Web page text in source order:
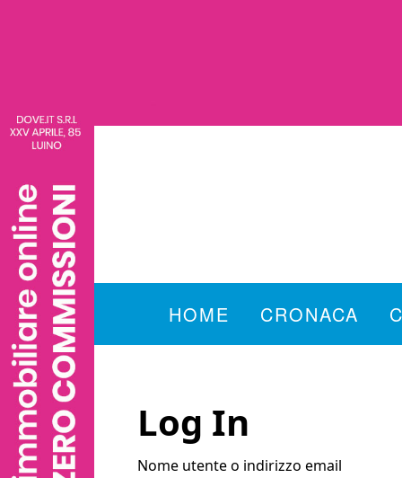
HOME CRONACA
Log In
Nome utente o indirizzo email